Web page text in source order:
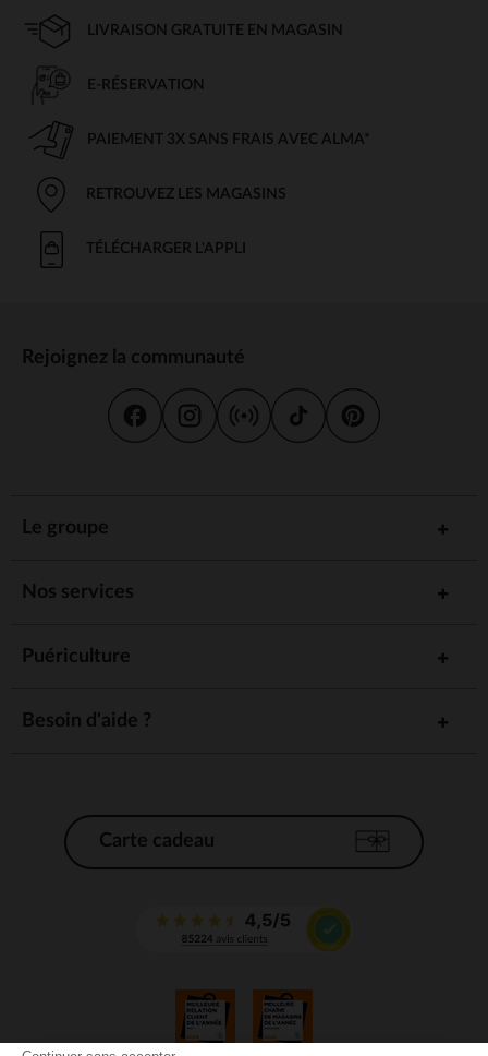
LIVRAISON GRATUITE EN MAGASIN
E-RÉSERVATION
PAIEMENT 3X SANS FRAIS AVEC ALMA*
RETROUVEZ LES MAGASINS
TÉLÉCHARGER L'APPLI
Rejoignez la communauté
Le groupe
Nos services
Puériculture
Besoin d'aide ?
Carte cadeau